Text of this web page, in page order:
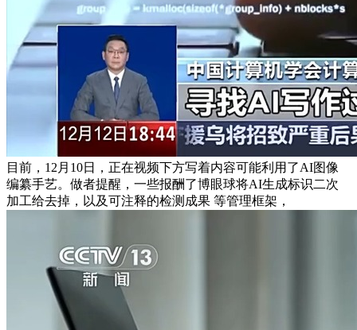
目前，12月10日，正在视频下方写着内容可能利用了AI图像
编纂手艺。做者提醒，一些报酬了博眼球将AI生成标识二次
加工给去掉，以及可注释的检测成果 等管理框架，